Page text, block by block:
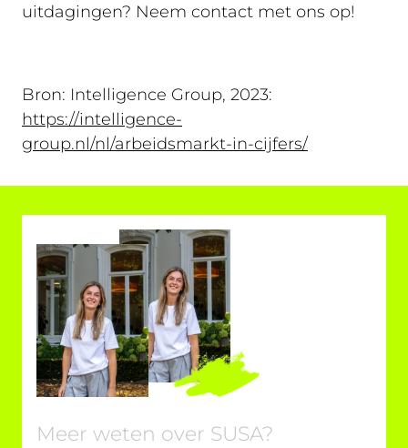
uitdagingen? Neem contact met ons op!
Bron: Intelligence Group, 2023:
https://intelligence-
group.nl/nl/arbeidsmarkt-in-cijfers/
Meer weten over SUSA?